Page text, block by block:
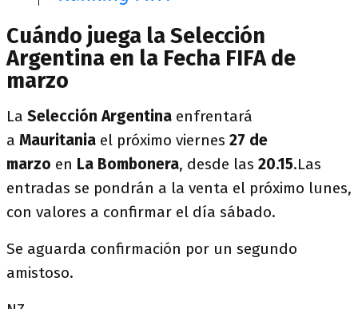
Cuándo juega la Selección
Argentina en la Fecha FIFA de
marzo
La Selección Argentina enfrentará
a Mauritania el próximo viernes 27 de
marzo en La Bombonera, desde las 20.15.Las
entradas se pondrán a la venta el próximo lunes,
con valores a confirmar el día sábado.
Se aguarda confirmación por un segundo
amistoso.